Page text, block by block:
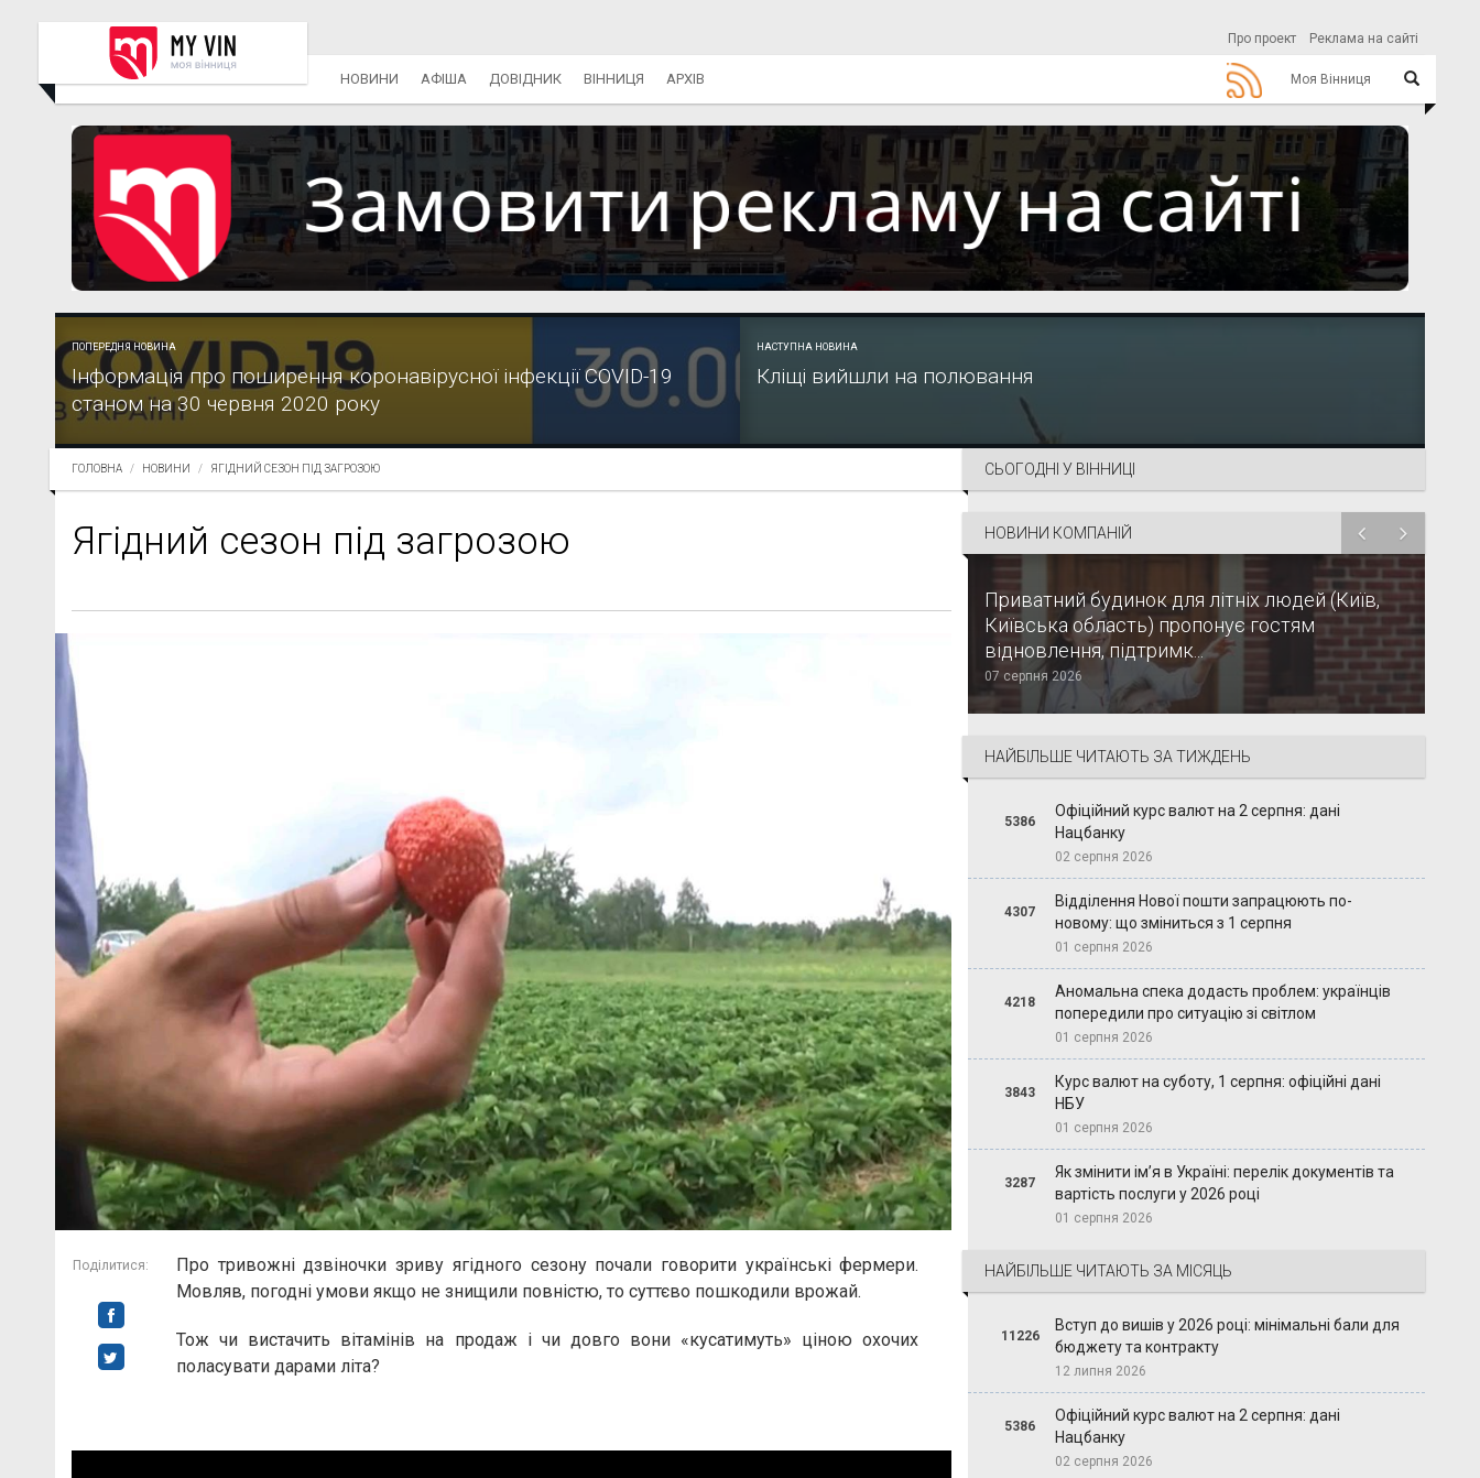
Про проект Реклама на сайті
Моя Вінниця
НОВИНИ АФІША ДОВІДНИК ВІННИЦЯ АРХІВ
ПОПЕРЕДНЯ НОВИНА
Інформація про поширення коронавірусної інфекції COVID-19
станом на 30 червня 2020 року
НАСТУПНА НОВИНА
Кліщі вийшли на полювання
ГОЛОВНА НОВИНИ ЯГІДНИЙ СЕЗОН ПІД ЗАГРОЗОЮ
Ягідний сезон під загрозою
Поділитися:
Про тривожні дзвіночки зриву ягідного сезону почали говорити українські фермери.
Мовляв, погодні умови якщо не знищили повністю, то суттєво пошкодили врожай.
Тож чи вистачить вітамінів на продаж і чи довго вони «кусатимуть» ціною охочих
поласувати дарами літа?
СЬОГОДНІ У ВІННИЦІ
НОВИНИ КОМПАНІЙ
Приватний будинок для літніх людей (Київ,
Київська область) пропонує гостям
відновлення, підтримк...
07 серпня 2026
НАЙБІЛЬШЕ ЧИТАЮТЬ ЗА ТИЖДЕНЬ
5386
Офіційний курс валют на 2 серпня: дані
Нацбанку
02 серпня 2026
4307
Відділення Нової пошти запрацюють по-
новому: що зміниться з 1 серпня
01 серпня 2026
4218
Аномальна спека додасть проблем: українців
попередили про ситуацію зі світлом
01 серпня 2026
3843
Курс валют на суботу, 1 серпня: офіційні дані
НБУ
01 серпня 2026
3287
Як змінити ім’я в Україні: перелік документів та
вартість послуги у 2026 році
01 серпня 2026
НАЙБІЛЬШЕ ЧИТАЮТЬ ЗА МІСЯЦЬ
11226
Вступ до вишів у 2026 році: мінімальні бали для
бюджету та контракту
12 липня 2026
5386
Офіційний курс валют на 2 серпня: дані
Нацбанку
02 серпня 2026